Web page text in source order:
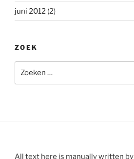
juni 2012 (2)
ZOEK
naar:
All text here is manually written by